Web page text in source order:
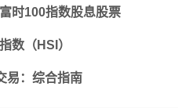
时100指数股息股票
数（HSI）
易：综合指南